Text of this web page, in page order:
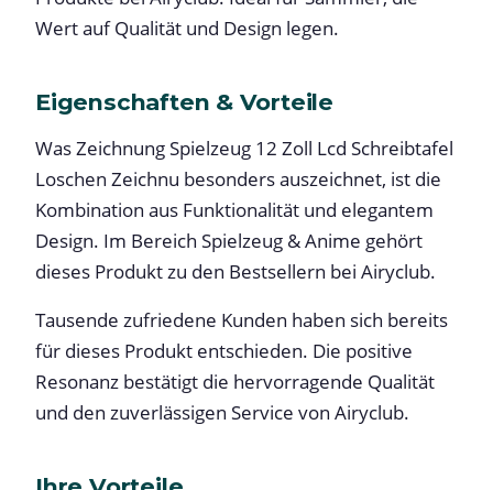
Wert auf Qualität und Design legen.
Eigenschaften & Vorteile
Was Zeichnung Spielzeug 12 Zoll Lcd Schreibtafel
Loschen Zeichnu besonders auszeichnet, ist die
Kombination aus Funktionalität und elegantem
Design. Im Bereich Spielzeug & Anime gehört
dieses Produkt zu den Bestsellern bei Airyclub.
Tausende zufriedene Kunden haben sich bereits
für dieses Produkt entschieden. Die positive
Resonanz bestätigt die hervorragende Qualität
und den zuverlässigen Service von Airyclub.